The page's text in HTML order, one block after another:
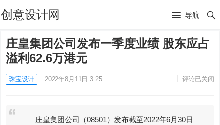
创意设计网 导航
庄皇集团公司发布一季度业绩 股东应占
溢利62.6万港元
珠宝设计 2022年8月11日 3:25 评论已关闭
庄皇集团公司（08501）发布截至2022年6月30日